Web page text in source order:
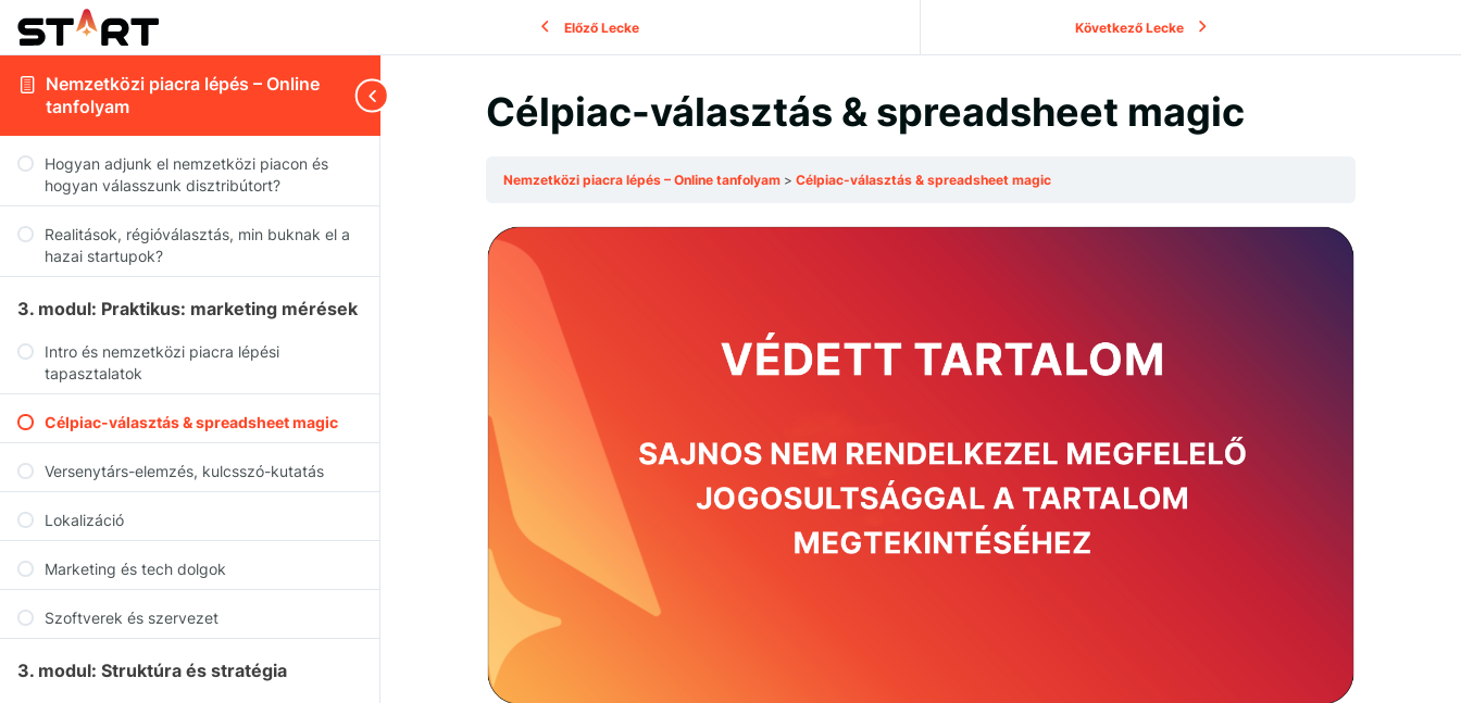
Nemzetközi piacra lépés – Online
tanfolyam
Hogyan adjunk el nemzetközi piacon és
hogyan válasszunk disztribútort?
Realitások, régióválasztás, min buknak el a
hazai startupok?
3. modul: Praktikus: marketing mérések
Intro és nemzetközi piacra lépési
tapasztalatok
Célpiac-választás & spreadsheet magic
Versenytárs-elemzés, kulcsszó-kutatás
Lokalizáció
Marketing és tech dolgok
Szoftverek és szervezet
3. modul: Struktúra és stratégia
Előző Lecke Következő Lecke
Célpiac-választás & spreadsheet magic
Nemzetközi piacra lépés – Online tanfolyam Célpiac-választás & spreadsheet magic